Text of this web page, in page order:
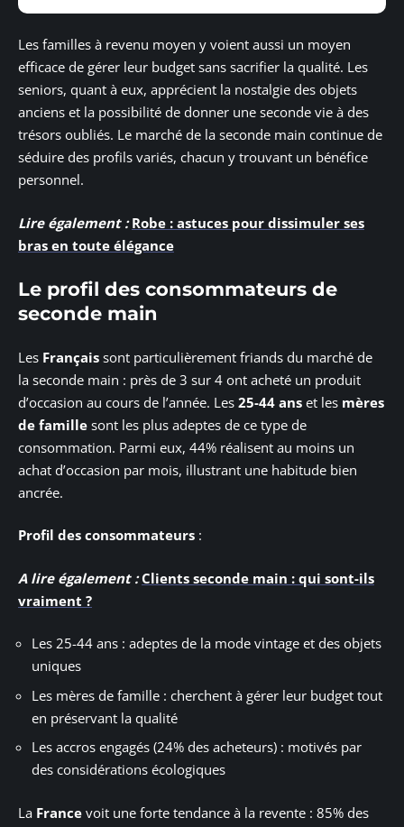
Les familles à revenu moyen y voient aussi un moyen
efficace de gérer leur budget sans sacrifier la qualité. Les
seniors, quant à eux, apprécient la nostalgie des objets
anciens et la possibilité de donner une seconde vie à des
trésors oubliés. Le marché de la seconde main continue de
séduire des profils variés, chacun y trouvant un bénéfice
personnel.
Lire également : Robe : astuces pour dissimuler ses
bras en toute élégance
Le profil des consommateurs de
seconde main
Les Français sont particulièrement friands du marché de
la seconde main : près de 3 sur 4 ont acheté un produit
d’occasion au cours de l’année. Les 25-44 ans et les mères
de famille sont les plus adeptes de ce type de
consommation. Parmi eux, 44% réalisent au moins un
achat d’occasion par mois, illustrant une habitude bien
ancrée.
Profil des consommateurs :
A lire également : Clients seconde main : qui sont-ils
vraiment ?
Les 25-44 ans : adeptes de la mode vintage et des objets
uniques
Les mères de famille : cherchent à gérer leur budget tout
en préservant la qualité
Les accros engagés (24% des acheteurs) : motivés par
des considérations écologiques
La France voit une forte tendance à la revente : 85% des